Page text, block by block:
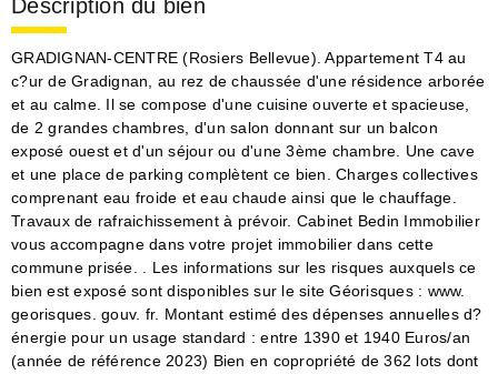
Description du bien
GRADIGNAN-CENTRE (Rosiers Bellevue). Appartement T4 au
c?ur de Gradignan, au rez de chaussée d'une résidence arborée
et au calme. Il se compose d'une cuisine ouverte et spacieuse,
de 2 grandes chambres, d'un salon donnant sur un balcon
exposé ouest et d'un séjour ou d'une 3ème chambre. Une cave
et une place de parking complètent ce bien. Charges collectives
comprenant eau froide et eau chaude ainsi que le chauffage.
Travaux de rafraichissement à prévoir. Cabinet Bedin Immobilier
vous accompagne dans votre projet immobilier dans cette
commune prisée. . Les informations sur les risques auxquels ce
bien est exposé sont disponibles sur le site Géorisques : www.
georisques. gouv. fr. Montant estimé des dépenses annuelles d?
énergie pour un usage standard : entre 1390 et 1940 Euros/an
(année de référence 2023) Bien en copropriété de 362 lots dont